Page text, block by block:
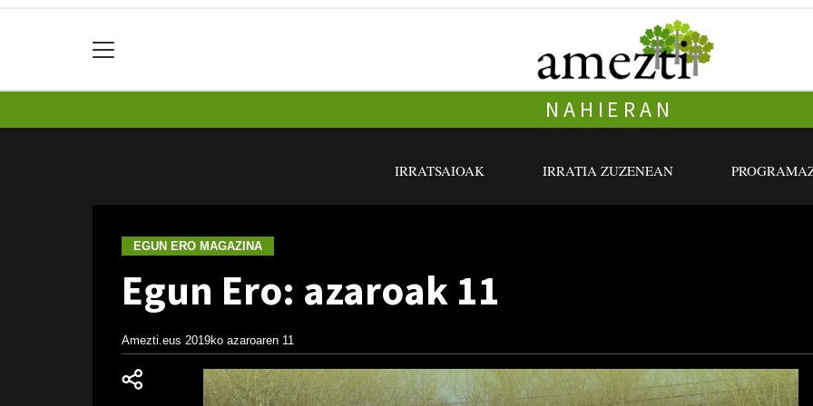
NAHIERAN
IRRATSAIOAK IRRATIA ZUZENEAN
EGUN ERO MAGAZINA
Egun Ero: azaroak 11
Amezti.eus 2019ko azaroaren 11